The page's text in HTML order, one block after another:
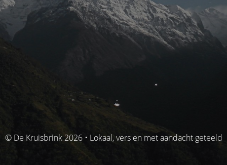
© De Kruisbrink 2026 • Lokaal, vers en met aandacht geteeld